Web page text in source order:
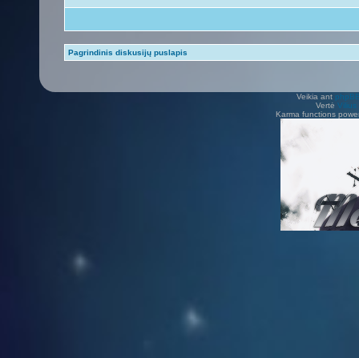
Pagrindinis diskusijų puslapis
Veikia ant
Vertė Vilius
Karma functions